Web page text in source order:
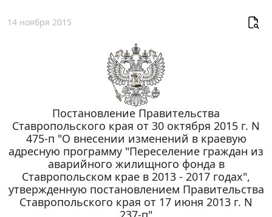
14 ноября 2015
Постановление Правительства
Ставропольского края от 30 октября 2015 г. N
475-п "О внесении изменений в краевую
адресную программу "Переселение граждан из
аварийного жилищного фонда в
Ставропольском крае в 2013 - 2017 годах",
утвержденную постановлением Правительства
Ставропольского края от 17 июня 2013 г. N